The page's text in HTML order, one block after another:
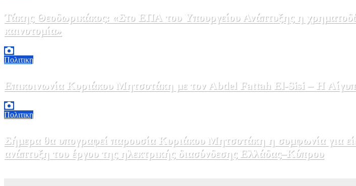
Τάκης Θεοδωρικάκος: «Στο ΕΠΑ του Υπουργείου Ανάπτυξης η
καινοτομία»
Πολιτικη
Επικοινωνία Κυριάκου Μητσοτάκη με τον Abdel Fattah El-Sisi – Η
Πολιτικη
Σήμερα θα υπογραφεί παρουσία Κυριάκου Μητσοτάκη η συμφωνία για
ανάπτυξη του έργου της ηλεκτρικής διασύνδεσης Ελλάδας–Κύπρου